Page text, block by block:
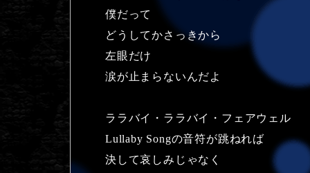
僕だって
どうしてかさっきから
左眼だけ
涙が止まらないんだよ
ララバイ・ララバイ・フェアウェル
Lullaby Songの音符が跳ねれば
決して哀しみじゃなく